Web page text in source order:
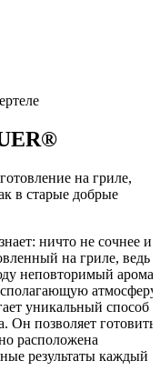
на гриле,
в старые добрые
ничто не сочнее и
на гриле, ведь
неповторимый
атмосферу.
уникальный способ
Он позволяет готовить
расположена
результаты каждый